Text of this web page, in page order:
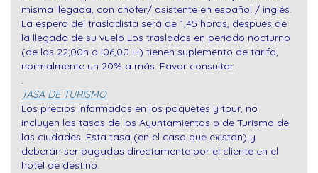
misma llegada, con chofer/ asistente en español / inglés.
La espera del trasladista será de 1,45 horas, después de
la llegada de su vuelo Los traslados en período nocturno
(de las 22;00h a l06,00 H) tienen suplemento de tarifa,
normalmente un 20% a más. Favor consultar.
.
TASA DE TURISMO
Los precios informados en los paquetes y tour, no
incluyen las tasas de los Ayuntamientos o de Turismo de
las ciudades. Esta tasa (en el caso que existan) y
deberán ser pagadas directamente por el cliente en el
hotel de destino.